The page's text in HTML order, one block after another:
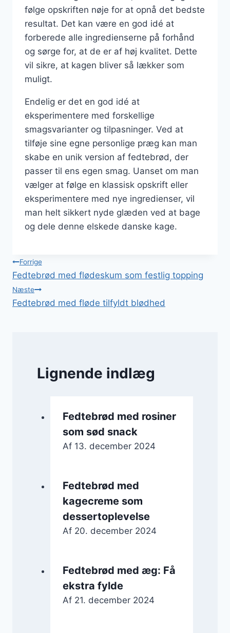
følge opskriften nøje for at opnå det bedste
resultat. Det kan være en god idé at
forberede alle ingredienserne på forhånd
og sørge for, at de er af høj kvalitet. Dette
vil sikre, at kagen bliver så lækker som
muligt.
Endelig er det en god idé at
eksperimentere med forskellige
smagsvarianter og tilpasninger. Ved at
tilføje sine egne personlige præg kan man
skabe en unik version af fedtebrød, der
passer til ens egen smag. Uanset om man
vælger at følge en klassisk opskrift eller
eksperimentere med nye ingredienser, vil
man helt sikkert nyde glæden ved at bage
og dele denne elskede danske kage.
Indlægsnavigation
Forrige
Fedtebrød med flødeskum som festlig topping
Næste
Fedtebrød med fløde tilfyldt blødhed
Lignende indlæg
Fedtebrød med rosiner
som sød snack
Af 13. december 2024
Fedtebrød med
kagecreme som
dessertoplevelse
Af 20. december 2024
Fedtebrød med æg: Få
ekstra fylde
Af 21. december 2024